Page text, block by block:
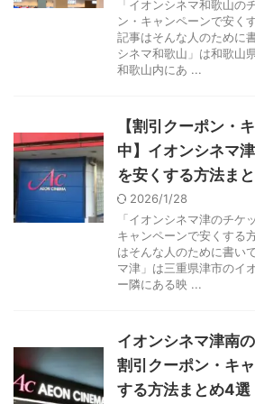
「イオンシネマ和歌山の
ン・キャンペーンで安く
記事はそんな人のために
シネマ和歌山」は和歌山
和歌山内にあ ...
【割引クーポン・
中】イオンシネマ
を安くする方法ま
2026/1/28
「イオンシネマ津のチケ
キャンペーンで安くする
はそんな人のために書い
マ津」は三重県津市のイ
ー隣にある映 ...
イオンシネマ津南
割引クーポン・キ
する方法まとめ4選